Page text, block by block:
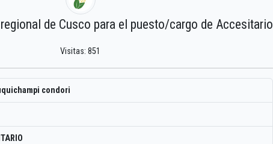
de Cusco para el puesto/cargo de Accesitario
Visitas: 851
condori